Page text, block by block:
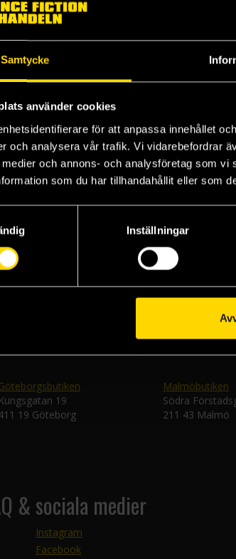
Samtycke
använder cookies
för att anpassa innehållet
och analysera vår trafik. Vi vidarebefordrar
och annons- och analysföretag som
som du har tillhandahållit eller som
Inställningar
ANTOLOGI
Prenumerera
Kungsgatan 19
19 Göteborg
Malmöbutiken
Södra
211 43 Malmö
& sociala medier
Instagram
Facebook